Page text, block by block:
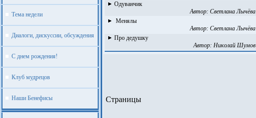
Тема недели
Диалоги, дискуссии, обсуждения
С днем рождения!
Клуб мудрецов
Наши Бенефисы
Одуванчик
Автор: Светлана Лычёва
Менялы
Автор: Светлана Лычёва
Про дедушку
Автор: Николай Шумов
Страницы